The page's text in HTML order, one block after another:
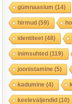
gümnaasium (14)
hirmud(59)
identiteet(48)
inimsuhted(119)
joonistamine (5)
kadumine (4)
keeleväljendid(10)